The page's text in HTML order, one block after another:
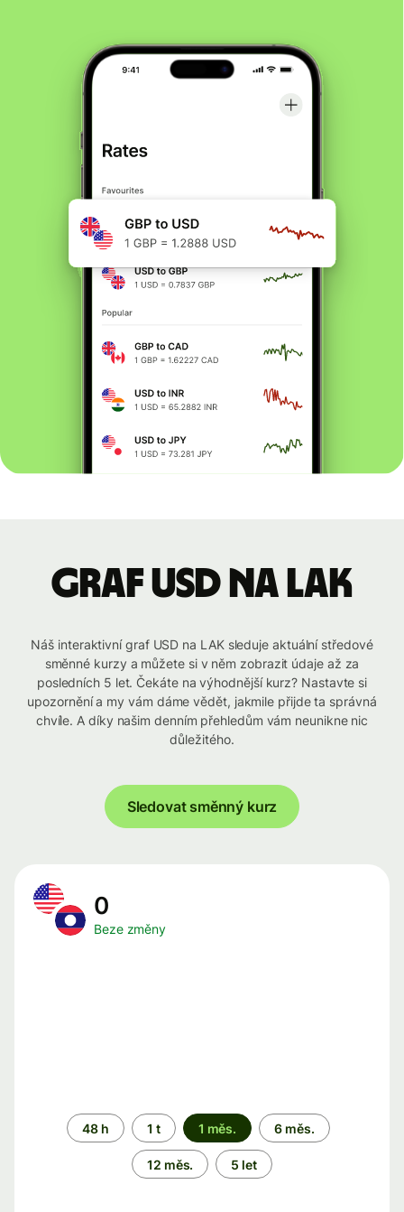
graf USD na LAK
Náš interaktivní graf USD na LAK sleduje aktuální středové
směnné kurzy a můžete si v něm zobrazit údaje až za
posledních 5 let. Čekáte na výhodnější kurz? Nastavte si
upozornění a my vám dáme vědět, jakmile přijde ta správná
chvíle. A díky našim denním přehledům vám neunikne nic
důležitého.
Sledovat směnný kurz
0
Beze změny
Časové
období
48 h 1 t 1 měs. 6 měs.
12 měs. 5 let